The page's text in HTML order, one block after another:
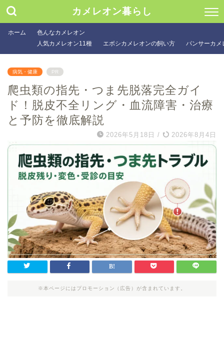
カメレオン暮らし
ホーム
色んなカメレオン
人気カメレオン11種
エボシカメレオンの飼い方 パンサーカメ
病気・健康 PR
爬虫類の指先・つま先脱落完全ガイ
ド！脱皮不全リング・血流障害・治療
と予防を徹底解説
2026年5月18日 / 2026年8月4日
※本ページにはプロモーション（広告）が含まれています。